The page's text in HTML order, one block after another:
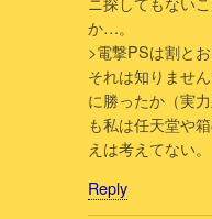
か…。
>電撃PSは割と
それは知りませ
に勝ったか（実
も私は任天堂や
えは考えてない。
Reply